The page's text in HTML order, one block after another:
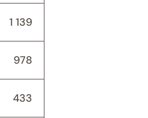
1 139
978
433